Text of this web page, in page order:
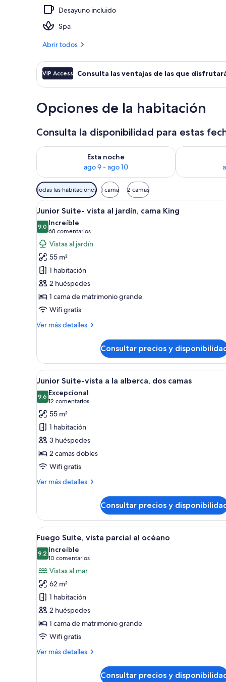
Desayuno incluido
Spa
Abrir todos
VIP Access Consulta las ventajas de las que
Opciones de la habitación
Consulta la disponibilidad para estas
Esta noche
ago 9 - ago 10
Consulta la disponibilidad para esta noche, ago 9 -
Consulta la
Filtros
disponibles
para
las
habitaciones
Todas las habitaciones 1 cama 2 camas
Abrir
todas
las
fotos
de
Junior
Suite-
vista
al
jardín,
cama
Una sala moderna con un
8
Junior Suite- vista al jardín, cama King
9,09,0 de 10
Increíble
68 comentarios
(68 comentarios)
Vistas al jardín
55 m²
1 habitación
2 huéspedes
1 cama de matrimonio grande
Wifi gratis
Ver más detalles
Más
Suite-
vista
al
jardín,
cama
King
Consultar precios y
Abrir
todas
las
fotos
de
Junior
Suite-
vista
a
la
camas
Un balcón con un sofá
9
Junior Suite-vista a la alberca, dos camas
9,69,6 de 10
Excepcional
12 comentarios
(12 comentarios)
55 m²
1 habitación
3 huéspedes
2 camas dobles
Wifi gratis
Ver más detalles
Más
Suite-
vista
a
alberca,
camas
Consultar precios y
Abrir
todas
las
fotos
de
Fuego
Suite,
vista
parcial
al
océano
Una terraza de madera con
14
Fuego Suite, vista parcial al océano
9,29,2 de 10
Increíble
10 comentarios
(10 comentarios)
Vistas al mar
62 m²
1 habitación
2 huéspedes
1 cama de matrimonio grande
Wifi gratis
Ver más detalles
Más
Consultar precios y